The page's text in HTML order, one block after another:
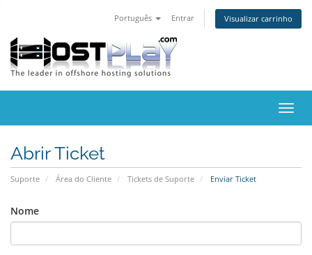
Português Entrar Visualizar carrinho
Abrir Ticket
Suporte Área do Cliente Tickets de Suporte Enviar Ticket
Nome